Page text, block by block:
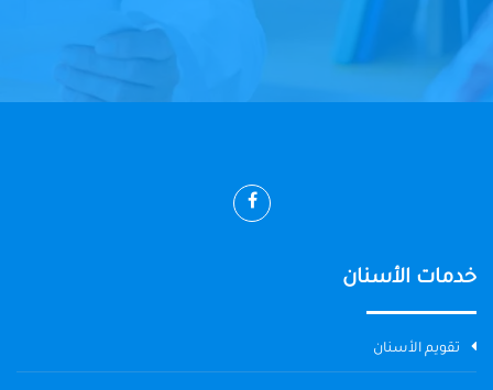
خدمات الأسنان
تقويم الأسنان